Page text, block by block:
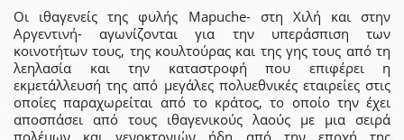
Οι ιθαγενείς της φυλής Mapuche- στη Χιλή και στην
Αργεντινή- αγωνίζονται για την υπεράσπιση των
κοινοτήτων τους, της κουλτούρας και της γης τους από τη
λεηλασία και την καταστροφή που επιφέρει η
εκμετάλλευσή της από μεγάλες πολυεθνικές εταιρείες στις
οποίες παραχωρείται από το κράτος, το οποίο την έχει
αποσπάσει από τους ιθαγενικούς λαούς με μια σειρά
πολέμων και γενοκτονιών ήδη από την εποχή της